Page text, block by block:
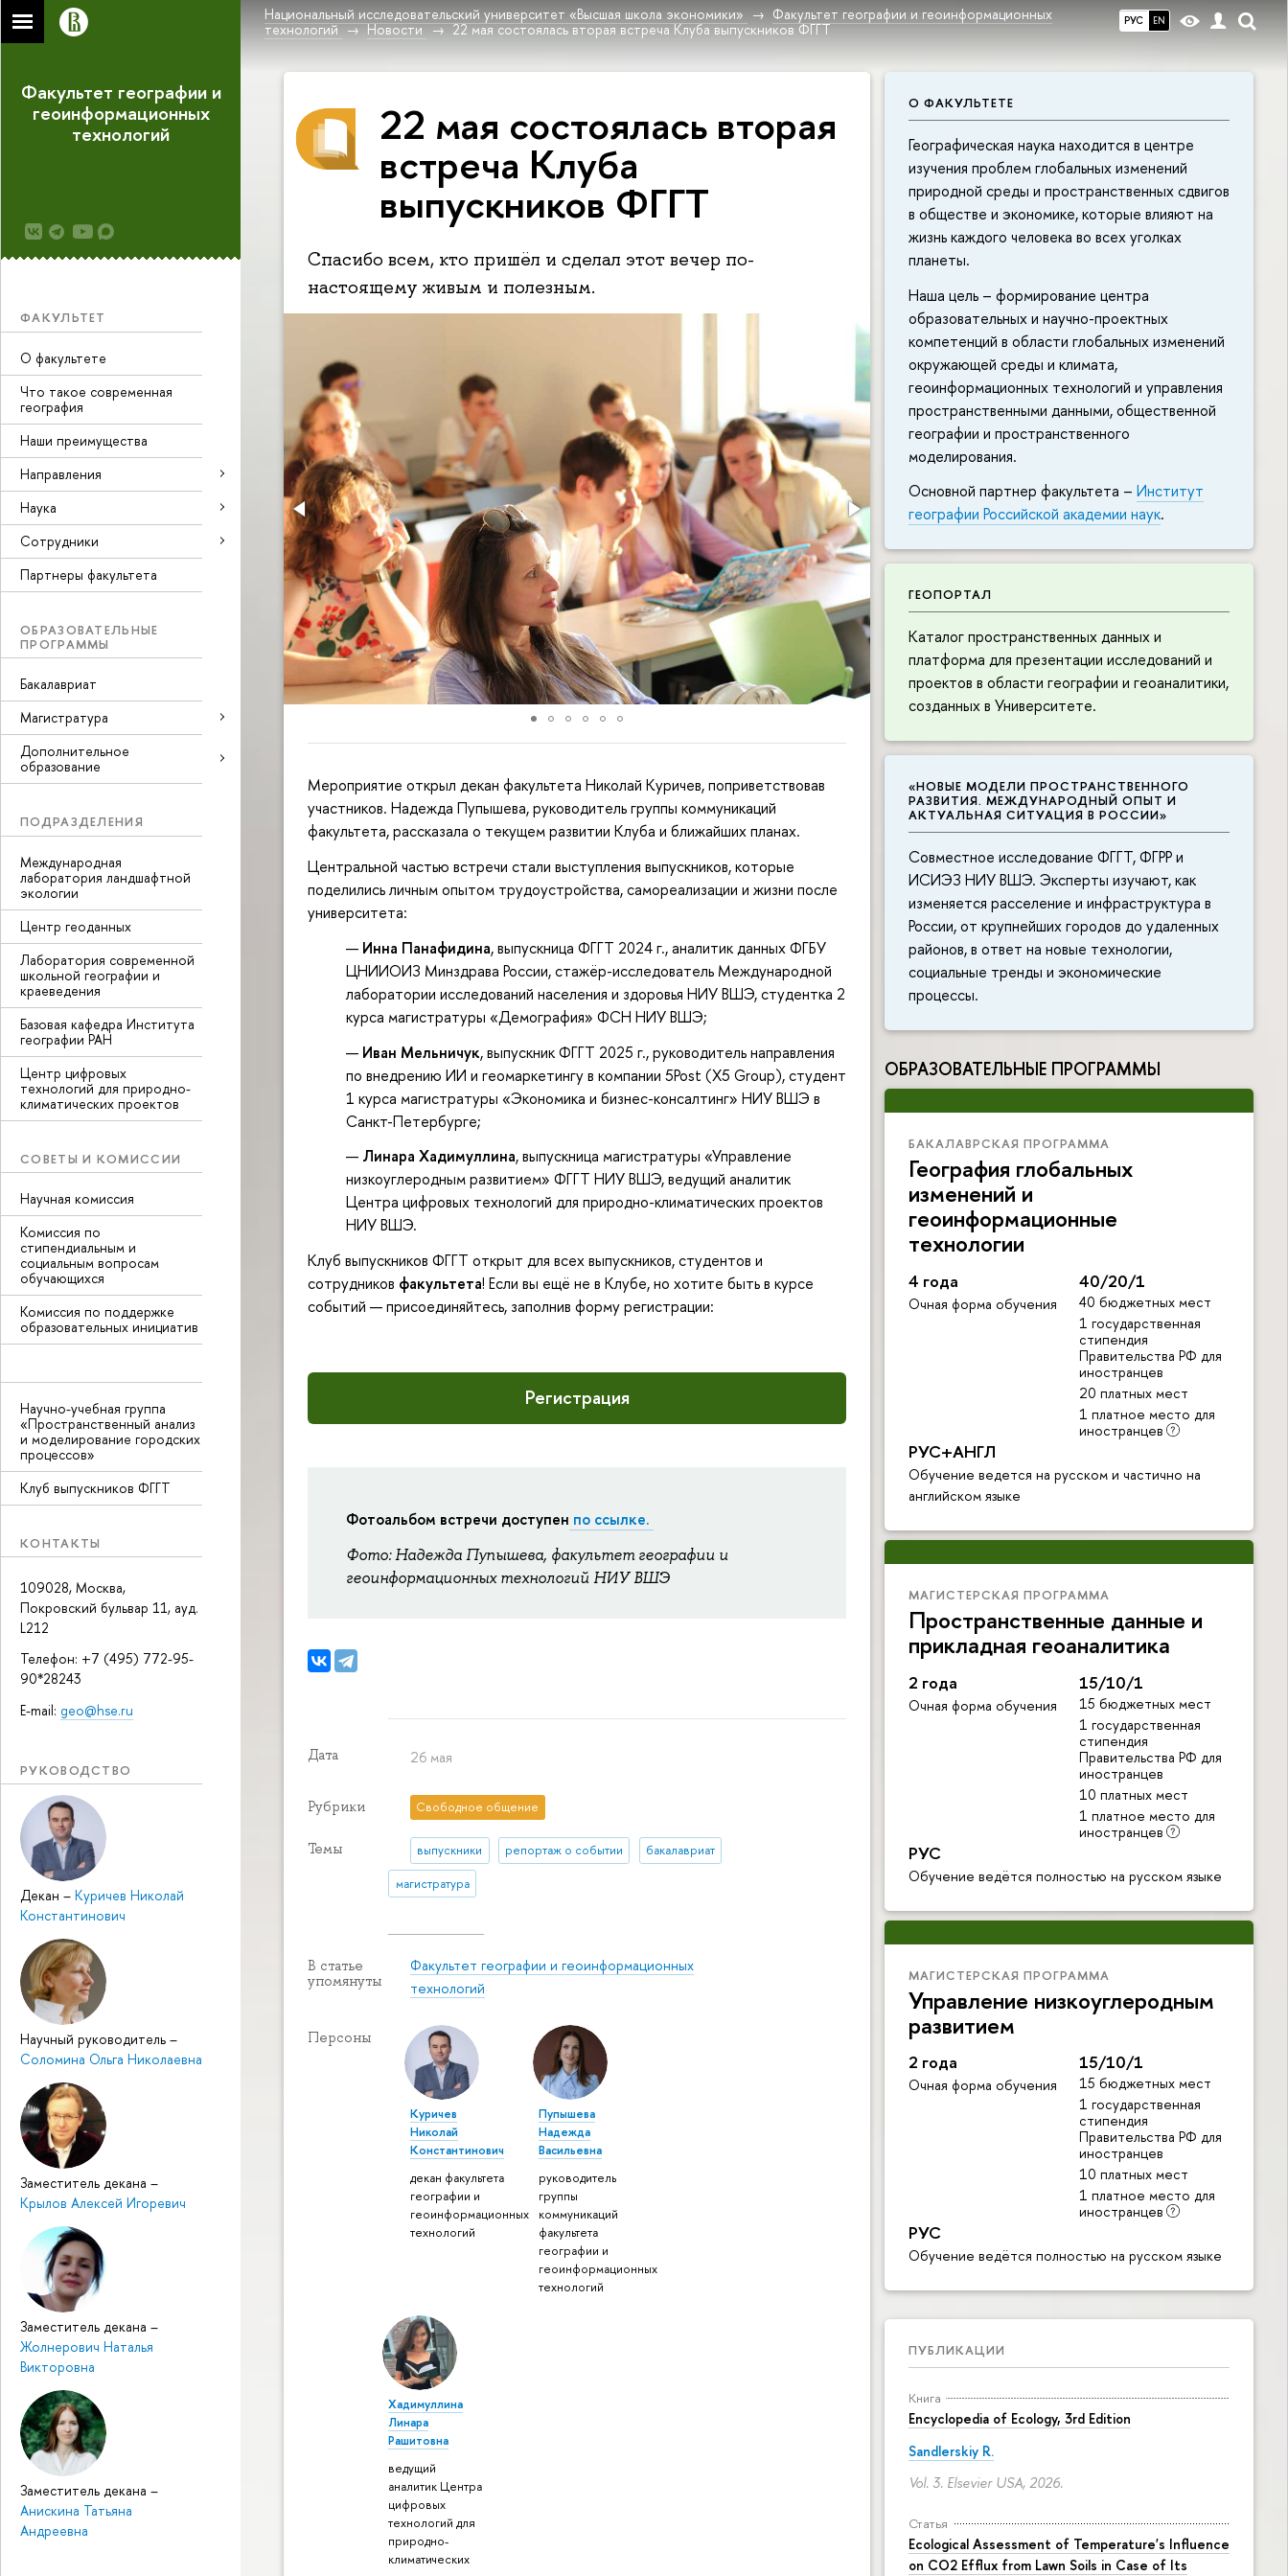
РУС EN
Национальный исследовательский университет «Высшая школа экономики»
Факультет географии и геоинформационных
технологий
Новости 22 мая состоялась вторая встреча Клуба выпускников ФГГТ
Факультет географии и
геоинформационных
технологий
ФАКУЛЬТЕТ
О факультете
Что такое современная
география
Наши преимущества
Направления
Наука
Cотрудники
Партнеры факультета
ОБРАЗОВАТЕЛЬНЫЕ
ПРОГРАММЫ
Бакалавриат
Магистратура
Дополнительное
образование
ПОДРАЗДЕЛЕНИЯ
Международная
лаборатория ландшафтной
экологии
Центр геоданных
Лаборатория современной
школьной географии и
краеведения
Базовая кафедра Института
географии РАН
Центр цифровых
технологий для природно-
климатических проектов
СОВЕТЫ И КОМИССИИ
Научная комиссия
Комиссия по
стипендиальным и
социальным вопросам
обучающихся
Комиссия по поддержке
образовательных инициатив
Научно-учебная группа
«Пространственный анализ
и моделирование городских
процессов»
Клуб выпускников ФГГТ
КОНТАКТЫ
109028, Москва,
Покровский бульвар 11, ауд.
L212
Телефон: +7 (495) 772-95-
90*28243
E-mail: geo@hse.ru
РУКОВОДСТВО
Декан – Куричев Николай
Константинович
Научный руководитель –
Соломина Ольга Николаевна
Заместитель декана –
Крылов Алексей Игоревич
Заместитель декана –
Жолнерович Наталья
Викторовна
Заместитель декана –
Анискина Татьяна
Андреевна
О ФАКУЛЬТЕТЕ
Географическая наука находится в центре
изучения проблем глобальных изменений
природной среды и пространственных сдвигов
в обществе и экономике, которые влияют на
жизнь каждого человека во всех уголках
планеты.
Наша цель – формирование центра
образовательных и научно-проектных
компетенций в области глобальных изменений
окружающей среды и климата,
геоинформационных технологий и управления
пространственными данными, общественной
географии и пространственного
моделирования.
Основной партнер факультета – Институт
географии Российской академии наук.
ГЕОПОРТАЛ
Каталог пространственных данных и
платформа для презентации исследований и
проектов в области географии и геоаналитики,
созданных в Университете.
«НОВЫЕ МОДЕЛИ ПРОСТРАНСТВЕННОГО
РАЗВИТИЯ. МЕЖДУНАРОДНЫЙ ОПЫТ И
АКТУАЛЬНАЯ СИТУАЦИЯ В РОССИИ»
Совместное исследование ФГГТ, ФГРР и
ИСИЭЗ НИУ ВШЭ. Эксперты изучают, как
изменяется расселение и инфраструктура в
России, от крупнейших городов до удаленных
районов, в ответ на новые технологии,
социальные тренды и экономические
процессы.
ОБРАЗОВАТЕЛЬНЫЕ ПРОГРАММЫ
БАКАЛАВРСКАЯ ПРОГРАММА
География глобальных
изменений и
геоинформационные
технологии
4 года
Очная форма обучения
40/20/1
40 бюджетных мест
1 государственная
стипендия
Правительства РФ для
иностранцев
20 платных мест
1 платное место для
иностранцев
РУС+АНГЛ
Обучение ведется на русском и частично на
английском языке
МАГИСТЕРСКАЯ ПРОГРАММА
Пространственные данные и
прикладная геоаналитика
2 года
Очная форма обучения
15/10/1
15 бюджетных мест
1 государственная
стипендия
Правительства РФ для
иностранцев
10 платных мест
1 платное место для
иностранцев
РУС
Обучение ведётся полностью на русском языке
МАГИСТЕРСКАЯ ПРОГРАММА
Управление низкоуглеродным
развитием
2 года
Очная форма обучения
15/10/1
15 бюджетных мест
1 государственная
стипендия
Правительства РФ для
иностранцев
10 платных мест
1 платное место для
иностранцев
РУС
Обучение ведётся полностью на русском языке
ПУБЛИКАЦИИ
Книга
Encyclopedia of Ecology, 3rd Edition
Sandlerskiy R.
Vol. 3. Elsevier USA, 2026.
Статья
Ecological Assessment of Temperature's Influence
on CO2 Efflux from Lawn Soils in Case of Its
22 мая состоялась вторая
встреча Клуба
выпускников ФГГТ
Спасибо всем, кто пришёл и сделал этот вечер по-
настоящему живым и полезным.
Мероприятие открыл декан факультета Николай Куричев, поприветствовав
участников. Надежда Пупышева, руководитель группы коммуникаций
факультета, рассказала о текущем развитии Клуба и ближайших планах.
Центральной частью встречи стали выступления выпускников, которые
поделились личным опытом трудоустройства, самореализации и жизни после
университета:
— Инна Панафидина, выпускница ФГГТ 2024 г., аналитик данных ФГБУ
ЦНИИОИЗ Минздрава России, стажёр-исследователь Международной
лаборатории исследований населения и здоровья НИУ ВШЭ, студентка 2
курса магистратуры «Демография» ФСН НИУ ВШЭ;
— Иван Мельничук, выпускник ФГГТ 2025 г., руководитель направления
по внедрению ИИ и геомаркетингу в компании 5Post (X5 Group), студент
1 курса магистратуры «Экономика и бизнес-консалтинг» НИУ ВШЭ в
Санкт-Петербурге;
— Линара Хадимуллина, выпускница магистратуры «Управление
низкоуглеродным развитием» ФГГТ НИУ ВШЭ, ведущий аналитик
Центра цифровых технологий для природно-климатических проектов
НИУ ВШЭ.
Клуб выпускников ФГГТ открыт для всех выпускников, студентов и
сотрудников факультета! Если вы ещё не в Клубе, но хотите быть в курсе
событий — присоединяйтесь, заполнив форму регистрации:
Регистрация
Фотоальбом встречи доступен по ссылке.
Фото: Надежда Пупышева, факультет географии и
геоинформационных технологий НИУ ВШЭ
Дата 26 мая
Рубрики Свободное общение
Темы выпускники репортаж о событии бакалавриат
магистратура
В статье
упомянуты
Факультет географии и геоинформационных
технологий
Персоны
Куричев
Николай
Константинович
декан факультета
географии и
геоинформационных
технологий
Пупышева
Надежда
Васильевна
руководитель
группы
коммуникаций
факультета
географии и
геоинформационных
технологий
Хадимуллина
Линара
Рашитовна
ведущий
аналитик Центра
цифровых
технологий для
природно-
климатических